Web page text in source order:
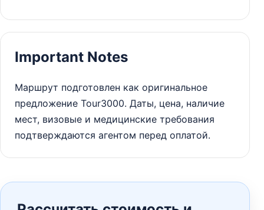
Important Notes
Маршрут подготовлен как оригинальное
предложение Tour3000. Даты, цена, наличие
мест, визовые и медицинские требования
подтверждаются агентом перед оплатой.